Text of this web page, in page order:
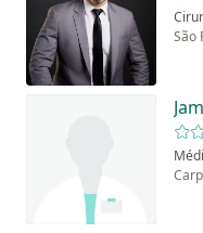
São